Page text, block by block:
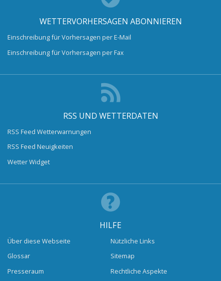
WETTERVORHERSAGEN ABONNIEREN
Einschreibung für Vorhersagen per E-Mail
Einschreibung für Vorhersagen per Fax
RSS UND WETTERDATEN
RSS Feed Wetterwarnungen
RSS Feed Neuigkeiten
Wetter Widget
HILFE
Über diese Webseite
Glossar
Presseraum
Nützliche Links
Sitemap
Rechtliche Aspekte